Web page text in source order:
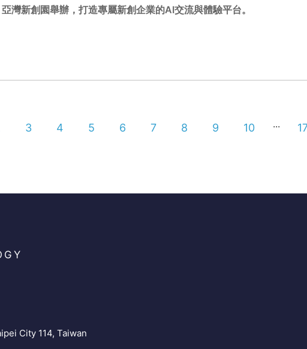
亞灣新創園舉辦，打造專屬新創企業的AI交流與體驗平台。
3 4 5 6 7 8 9 10 ...
City 114, Taiwan